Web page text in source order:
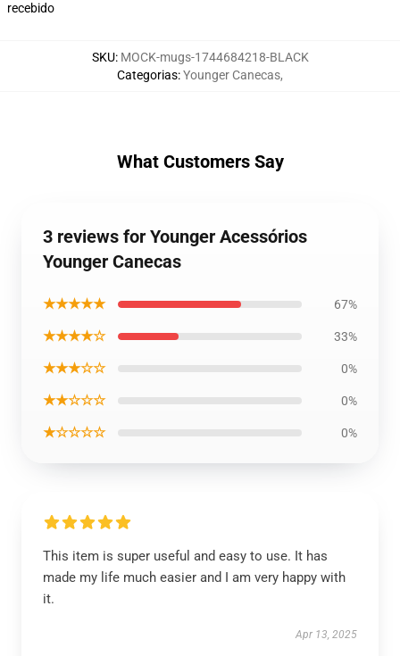
recebido
SKU: MOCK-mugs-1744684218-BLACK
Categorias:Younger Canecas,
What Customers Say
3 reviews for Younger Acessórios
Younger Canecas
★★★★★ 67%
★★★★☆ 33%
★★★☆☆ 0%
★★☆☆☆ 0%
★☆☆☆☆ 0%
This item is super useful and easy to use. It has
made my life much easier and I am very happy with
it.
Apr 13, 2025